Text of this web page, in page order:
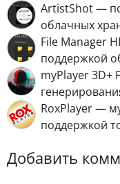
ArtistShot —
облачных
File Manager
поддержкой
myPlayer 3D+
RoxPlayer —
поддержкой
Добавить